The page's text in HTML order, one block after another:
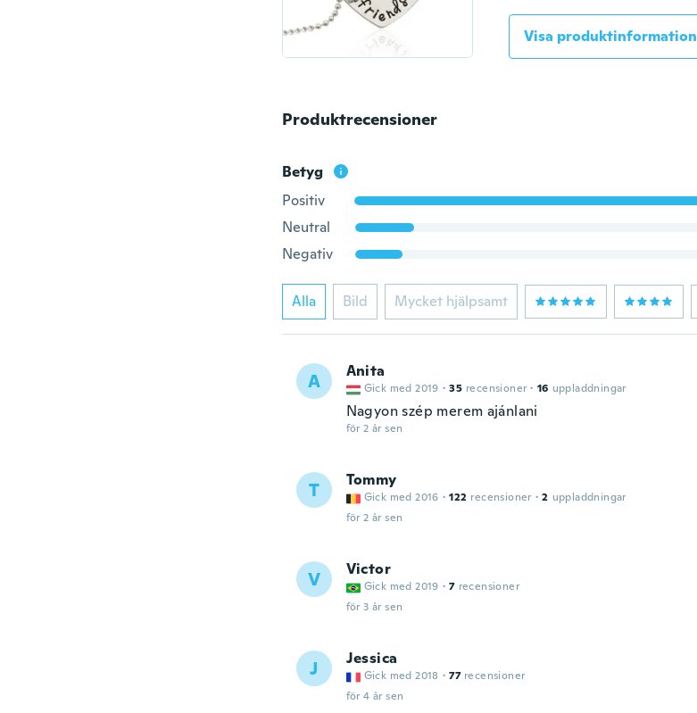
Visa produktinformation
Produktrecensioner
Betyg
Positiv
Neutral
Negativ
Alla Bild Mycket hjälpsamt
A Anita
Gick med 2019 · 35 recensioner · 16 uppladdningar
Nagyon szép merem ajánlani
för 2 år sen
T Tommy
Gick med 2016 · 122 recensioner · 2 uppladdningar
för 2 år sen
V Victor
Gick med 2019 · 7 recensioner
för 3 år sen
J Jessica
Gick med 2018 · 77 recensioner
för 4 år sen